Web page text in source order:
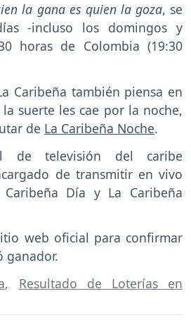
la gana es quien la goza, se
-incluso los domingos y
horas de Colombia (19:30
Caribeña también piensa en
suerte les cae por la noche,
de La Caribeña Noche.
de televisión del caribe
de transmitir en vivo
Día y La Caribeña
web oficial para confirmar
ganador.
, Resultado de Loterías en